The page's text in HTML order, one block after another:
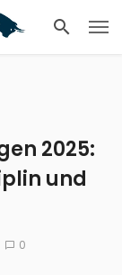
2025:
und
0